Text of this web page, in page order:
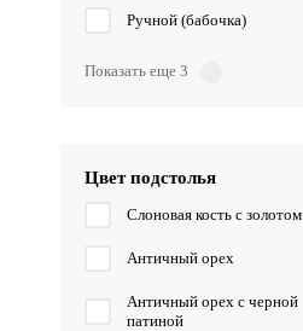
Ручной (бабочка)
Показать еще 3
Цвет подстолья
Слоновая кость с золотом
Античный орех
Античный орех с черной
патиной